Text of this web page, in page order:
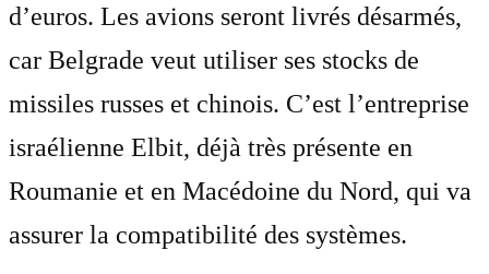
d’euros. Les avions seront livrés désarmés,
car Belgrade veut utiliser ses stocks de
missiles russes et chinois. C’est l’entreprise
israélienne Elbit, déjà très présente en
Roumanie et en Macédoine du Nord, qui va
assurer la compatibilité des systèmes.